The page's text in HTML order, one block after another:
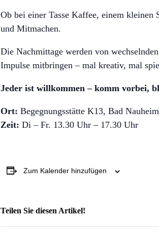
Ob bei einer Tasse Kaffee, einem kleinen
und Mitmachen.
Die Nachmittage werden von
Impulse mitbringen – mal kreativ, mal
Jeder ist willkommen – komm vorbei,
Ort: Begegnungsstätte K13, Bad
Zeit: Di – Fr. 13.30 Uhr – 17.30 Uhr
Zum Kalender hinzufügen
Teilen Sie diesen Artikel!